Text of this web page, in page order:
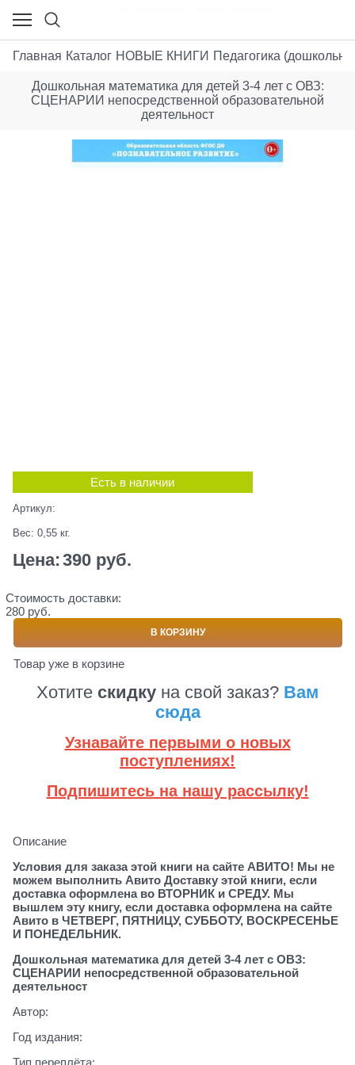
Главная Каталог НОВЫЕ КНИГИ Педагогика
Дошкольная математика для детей 3-4 лет с ОВЗ:
СЦЕНАРИИ непосредственной образовательной
деятельност
Есть в наличии
Артикул:
Вес: 0,55 кг.
Цена:390 руб.
Стоимость доставки:
280 руб.
В КОРЗИНУ
Товар уже в корзине
Хотите скидку на свой заказ? Вам
сюда
Узнавайте первыми о новых
поступлениях!
Подпишитесь на нашу рассылку!
Описание
Условия для заказа этой книги на сайте АВИТО! Мы не
можем выполнить Авито Доставку этой книги, если
доставка оформлена во ВТОРНИК и СРЕДУ. Мы
вышлем эту книгу, если доставка оформлена на сайте
Авито в ЧЕТВЕРГ, ПЯТНИЦУ, СУББОТУ, ВОСКРЕСЕНЬЕ
И ПОНЕДЕЛЬНИК.
Дошкольная математика для детей 3-4 лет с ОВЗ:
СЦЕНАРИИ непосредственной образовательной
деятельност
Автор:
Год издания: